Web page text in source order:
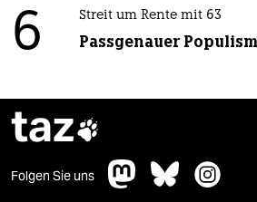
6 Streit um Rente mit 63
Passgenauer
taz
Folgen Sie uns